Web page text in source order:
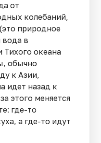
от
колебаний,
природное
вода в
Тихого океана
обычно
к Азии,
идет назад к
этого меняется
где-то
а где-то идут